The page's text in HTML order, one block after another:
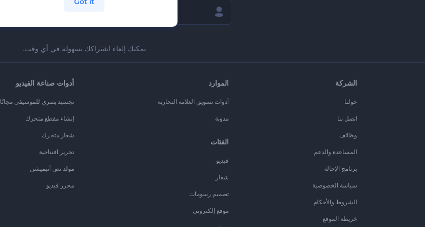
يمكنك إلغاء اشتراكك بسهولة في أي وقت.
الشركة
حولنا
اتصل بنا
وظائف
المساعدة والدعم
برنامج الإحالة
سياسة الخصوصية
الشروط والأحكام
خريطة الموقع
الموارد
أدوات تسويق العلامة التجارية
مدونة
الفئات
فيديو
شعار
تصميم رسومات
موقع إلكتروني
أدوات صناعة الفيديو
تجسيد بصري للموسيقى مجانًا
إنشاء مقطع متحرك
شعار متحرك
تحرير افتتاحية
مولد نص أنيميشن
محرر فيديو